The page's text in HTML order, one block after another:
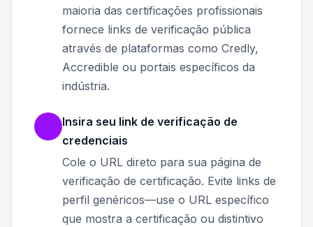
maioria das certificações profissionais
fornece links de verificação pública
através de plataformas como Credly,
Accredible ou portais específicos da
indústria.
Insira seu link de verificação de
credenciais
Cole o URL direto para sua página de
verificação de certificação. Evite links de
perfil genéricos—use o URL específico
que mostra a certificação ou distintivo